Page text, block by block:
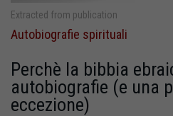
Extracted from publication
Autobiografie spirituali
Perchè la bibbia
autobiografie (e una
eccezione)